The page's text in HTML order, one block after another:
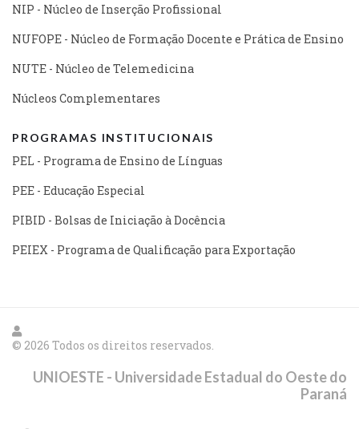
NIP - Núcleo de Inserção Profissional
NUFOPE - Núcleo de Formação Docente e Prática de Ensino
NUTE - Núcleo de Telemedicina
Núcleos Complementares
PROGRAMAS INSTITUCIONAIS
PEL - Programa de Ensino de Línguas
PEE - Educação Especial
PIBID - Bolsas de Iniciação à Docência
PEIEX - Programa de Qualificação para Exportação
© 2026 Todos os direitos reservados.
UNIOESTE - Universidade Estadual do Oeste do
Paraná